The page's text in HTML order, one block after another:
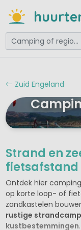
Zuid Engeland
Strand en
fietsafstand
Ontdek hier
op korte loop- of
zandkastelen
rustige
kustbestemmingen